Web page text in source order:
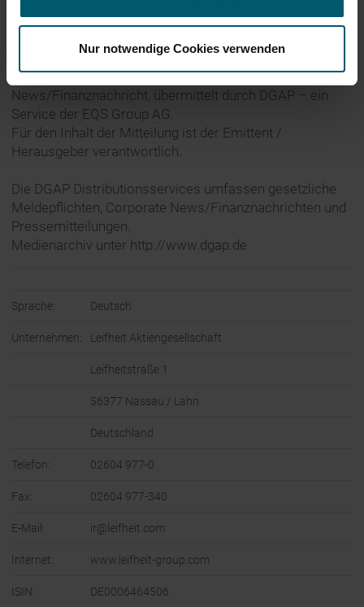
Nur notwendige Cookies verwenden
Dokumenttitel: Leifheit Profi Wischsystem
20.04.2020 Veröffentlichung einer Corporate
News/Finanznachricht, übermittelt durch DGAP – ein
Service der EQS Group AG.
Für den Inhalt der Mitteilung ist der Emittent /
Herausgeber verantwortlich.
Die DGAP Distributionsservices umfassen gesetzliche
Meldepflichten, Corporate News/Finanznachrichten und
Pressemitteilungen.
Medienarchiv unter http://www.dgap.de
Sprache: Deutsch
Unternehmen: Leifheit Aktiengesellschaft
Leifheitstraße 1
56377 Nassau / Lahn
Deutschland
Telefon: 02604 977-0
Fax: 02604 977-340
E-Mail: ir@leifheit.com
Internet: www.leifheit-group.com
ISIN: DE0006464506